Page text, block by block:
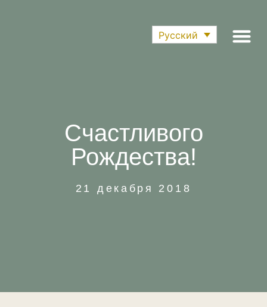
Русский
Счастливого
Рождества!
21 декабря 2018